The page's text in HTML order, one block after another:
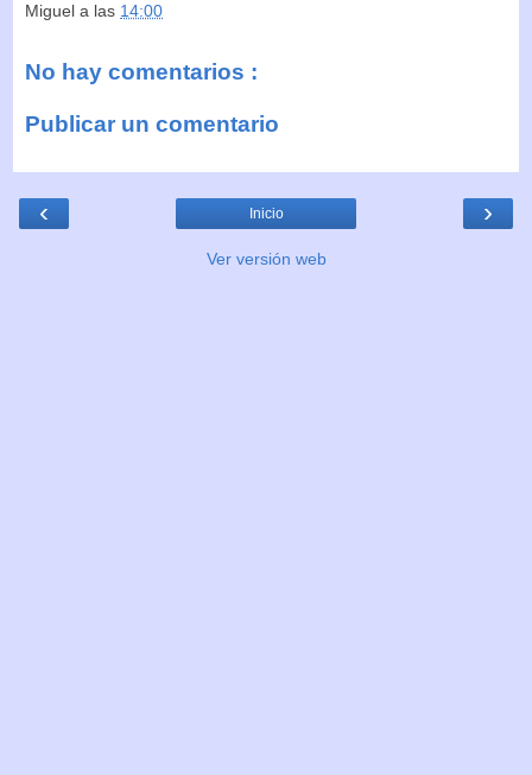
Miguel a las 14:00
No hay comentarios :
Publicar un comentario
‹ ›
Inicio
Ver versión web